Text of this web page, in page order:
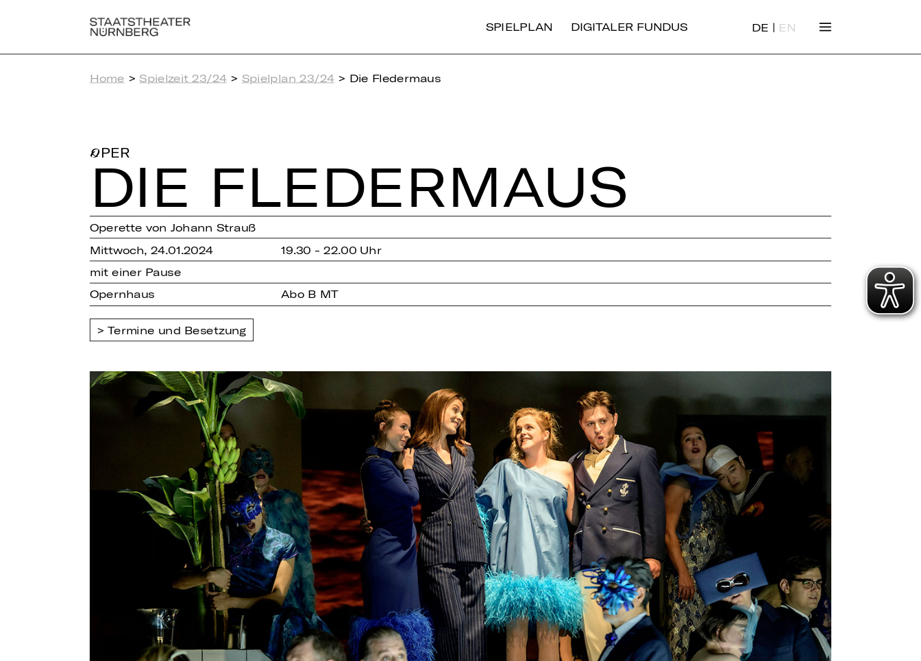
SPIELPLAN DIGITALER FUNDUS DE | EN
Home > Spielzeit 23/24> Spielplan 23/24> Die Fledermaus
OPER
DIE FLE­DER­MAUS
Operette von Johann Strauß
Mittwoch, 24.01.2024
19.30 - 22.00 Uhr
mit einer Pause
Opernhaus
Abo B MT
Termine und Besetzung